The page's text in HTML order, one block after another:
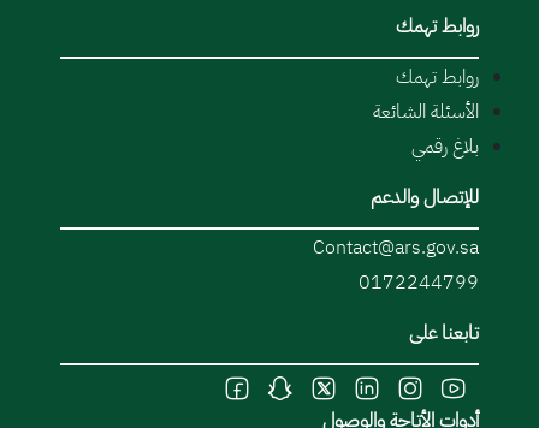
روابط تهمك
روابط تهمك
الأسئلة الشائعة
بلاغ رقمي
للإتصال والدعم
Contact@ars.gov.sa
0172244799
تابعنا على
أدوات الأتاحة والوصول